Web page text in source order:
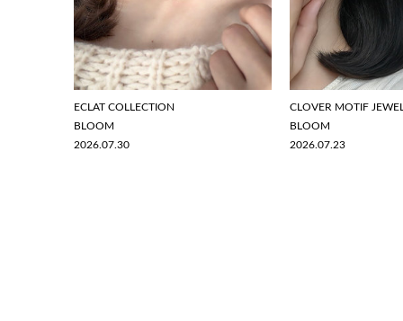
ECLAT COLLECTION
BLOOM
2026.07.30
CLOVER MOTIF
BLOOM
2026.07.23